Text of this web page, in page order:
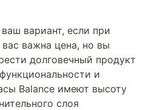
ваш вариант, если при
важна цена, но вы
долговечный продукт
и
Balance имеют высоту
слоя